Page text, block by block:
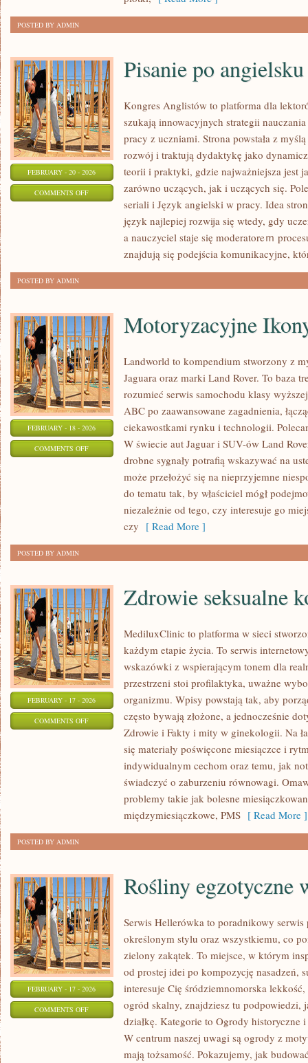
POSTED BY ADMIN
FEBRUARY - 20 - 2026
COMMENTS OFFON
ANGIELSKU
Pisanie po angielsku
Kongres Anglistów to platforma dla
szukają innowacyjnych strategii
pracy z uczniami. Strona powstała z
rozwój i traktują dydaktykę jako
teorii i praktyki, gdzie najważniejsza jest
zarówno uczących, jak i uczących się.
seriali i Język angielski w pracy. Idea
język najlepiej rozwija się wtedy, gdy
a nauczyciel staje się moderatoreｍ
znajdują się podejścia komunikacyjne,
POSTED BY ADMIN
FEBRUARY - 18 - 2026
COMMENTS OFFON
MOTORYZACYJNE
Motoryzacyjne
Landworld to kompendium stworzony z
Jaguara oraz marki Land Rover. To baza
rozumieć serwis samochodu klasy
ABC po zaawansowane zagadnienia,
ciekawostkami rynku i technologii.
W świecie aut Jaguar i SUV-ów Land
drobne sygnały potrafią wskazywać na
może przełożyć się na nieprzyjemne
do tematu tak, by właściciel mógł
niezależnie od tego, czy interesuje go
czy [ Read More ]
POSTED BY ADMIN
FEBRUARY - 17 - 2026
COMMENTS OFFON
SEKSUALNE
Zdrowie seksualne
MediluxClinic to platforma w sieci
każdym etapie życia. To serwis
wskazówki z wspierającym tonem dla
przestrzeni stoi profilaktyka, uważne
organizmu. Wpisy powstają tak, aby
często bywają złożone, a jednocześnie
Zdrowie i Fakty i mity w ginekologii. Na
się materiały poświęcone miesiączce i
indywidualnym cechom oraz temu, jak
świadczyć o zaburzeniu równowagi.
problemy takie jak bolesne
międzymiesiączkowe, PMS [ Read More ]
POSTED BY ADMIN
FEBRUARY - 17 - 2026
COMMENTS OFFON
EGZOTYCZNE
Rośliny egzotyczne
Serwis Hellerówka to poradnikowy
określonym stylu oraz wszystkiemu, co
zielony zakątek. To miejsce, w którym
od prostej idei po kompozycję nasadzeń,
interesuje Cię śródziemnomorska
ogród skalny, znajdziesz tu podpowiedzi,
działkę. Kategorie to Ogrody
W centrum naszej uwagi są ogrody z
mają tożsamość. Pokazujemy, jak